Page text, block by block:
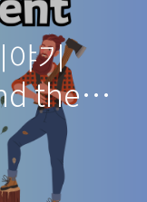
야기
the